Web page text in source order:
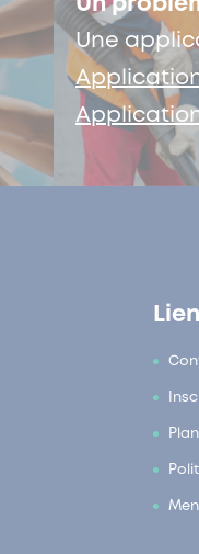
Un
Une